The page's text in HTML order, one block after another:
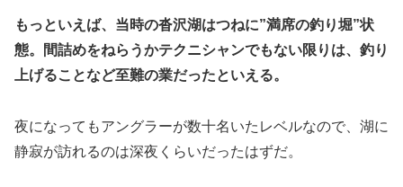
もっといえば、当時の沓沢湖はつねに”満席の釣り堀”状
態。間詰めをねらうかテクニシャンでもない限りは、釣り
上げることなど至難の業だったといえる。
夜になってもアングラーが数十名いたレベルなので、湖に
静寂が訪れるのは深夜くらいだったはずだ。